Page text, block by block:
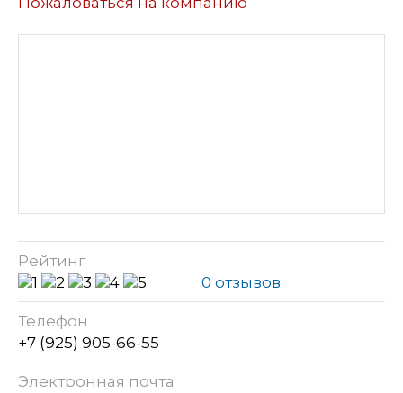
Рейтинг
0 отзывов
Телефон
+7 (925) 905-66-55
Электронная почта